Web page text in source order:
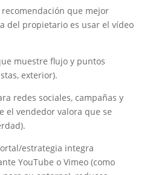
que mejor
del propietario es usar el vídeo
muestre flujo y puntos
exterior).
redes sociales, campañas y
el vendedor valora que se
estrategia integra
YouTube o Vimeo (como